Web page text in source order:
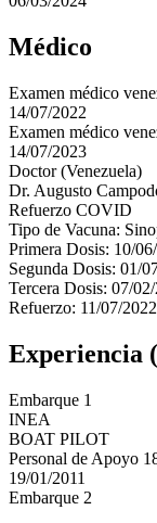
Médico
Examen médico
14/07/2022
Examen médico
14/07/2023
Doctor (Venezuela)
Dr. Augusto
Refuerzo COVID
Tipo de Vacuna:
Primera Dosis: 10/
Segunda Dosis: 01/
Tercera Dosis: 07/
Refuerzo: 11/07/2022
Experiencia
Embarque 1
INEA
BOAT PILOT
Personal de Apoyo
19/01/2011
Embarque 2